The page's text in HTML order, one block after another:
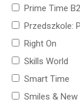
Prime Time
Przedszkole:
Right On
Skills World
Smart Time
Smiles & New